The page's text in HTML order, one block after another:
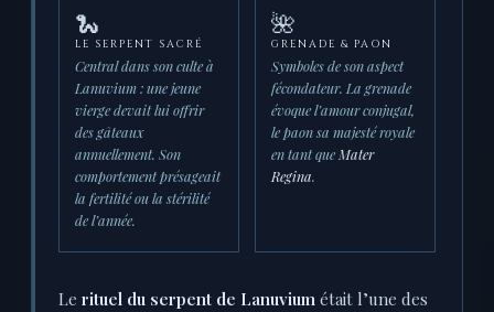
🐍
LE SERPENT SACRÉ
Central dans son culte à
Lanuvium : une jeune
vierge devait lui offrir
des gâteaux
annuellement. Son
comportement présageait
la fertilité ou la stérilité
de l’année.
🌺
GRENADE & PAON
Symboles de son aspect
fécondateur. La grenade
évoque l’amour conjugal,
le paon sa majesté royale
en tant que Mater
Regina.
Le rituel du serpent de Lanuvium était l’une des